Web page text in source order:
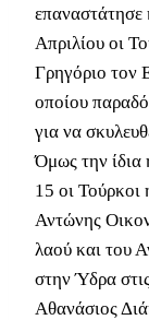
επαναστάτησε
Απριλίου οι
Γρηγόριο τον
οποίου
για να
Όμως την ίδια
15 οι Τούρκοι
Αντώνης
λαού και του
στην Ύδρα
Αθανάσιος